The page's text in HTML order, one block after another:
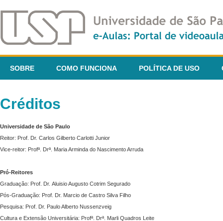
SOBRE COMO FUNCIONA POLÍTICA DE USO
Créditos
Universidade de São Paulo
Reitor: Prof. Dr. Carlos Gilberto Carlotti Junior
Vice-reitor: Profª. Drª. Maria Arminda do Nascimento Arruda
Pró-Reitores
Graduação: Prof. Dr. Aluisio Augusto Cotrim Segurado
Pós-Graduação: Prof. Dr. Marcio de Castro Silva Filho
Pesquisa: Prof. Dr. Paulo Alberto Nussenzveig
Cultura e Extensão Universitária: Profª. Drª. Marli Quadros Leite